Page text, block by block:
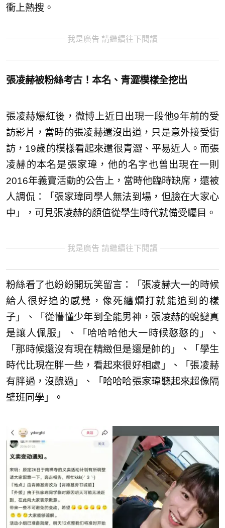
衝上熱搜。
我是廣告 請繼續往下閱讀
張凌赫被粉絲考古！本名、青澀模樣全挖出
張凌赫爆紅後，微博上近日出現一段他9年前的受
訪影片，當時的張凌赫還沒出道，只是意外接受街
訪，19歲的模樣看起來還很青澀、平易近人。而張
凌赫的本名是張家瑋，他的名字也曾出現在一則
2016年義賣活動的公告上，當時他臨時缺席，還被
人調侃：「張家瑋同學人無法到場，但臉在大家心
中」，可見張凌赫的顏值從學生時代就備受矚目。
我是廣告 請繼續往下閱讀
粉絲看了也紛紛開玩笑留言：「張凌赫大一的時候
給人很好追的感覺，像死纏爛打就能追到的樣
子」、「從懵懂少年到全能男神，張凌赫的蛻變真
是讓人佩服」、「哈哈哈他大一時候憨憨的」、
「那時候還沒有現在精緻但是還是帥的」、「學生
時代比現在胖一些，看起來很好相處」、「張凌赫
有胖過，沒醜過」、「哈哈哈張家瑋聽起來超像隔
壁班同學」。